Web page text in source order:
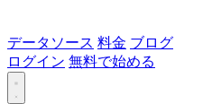
データソース 料金 ブログ
ログイン 無料で始める